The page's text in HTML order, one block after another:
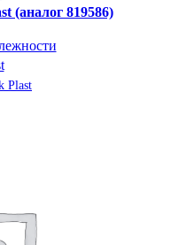
(аналог 819586)
Plast